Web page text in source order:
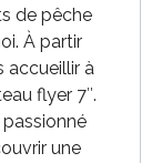
de pêche
À partir
accueillir à
flyer 7″.
une